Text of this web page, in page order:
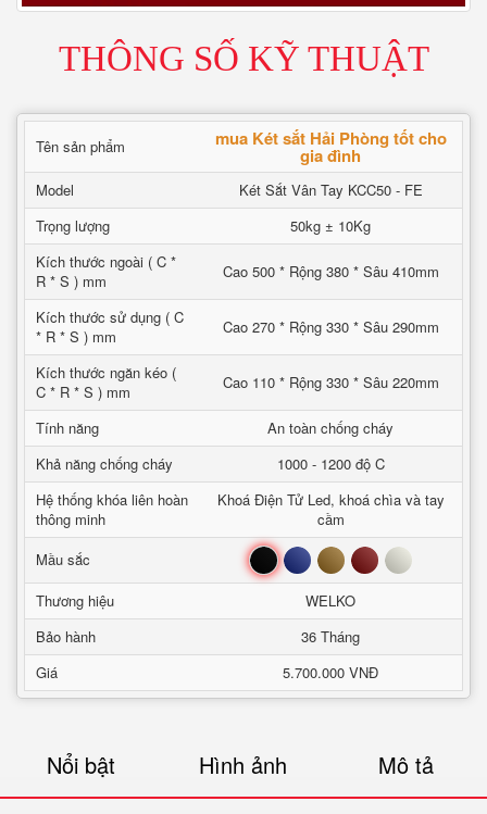
THÔNG SỐ KỸ THUẬT
Tên sản phẩm mua Két sắt Hải Phòng tốt cho
gia đình
Model
Két Sắt Vân Tay KCC50 - FE
Trọng lượng
50kg ± 10Kg
Kích thước ngoài ( C *
R * S ) mm
Cao 500 * Rộng 380 * Sâu 410mm
Kích thước sử dụng ( C
* R * S ) mm
Cao 270 * Rộng 330 * Sâu 290mm
Kích thước ngăn kéo (
C * R * S ) mm
Cao 110 * Rộng 330 * Sâu 220mm
Tính năng
An toàn chống cháy
Khả năng chống cháy
1000 - 1200 độ C
Hệ thống khóa liên hoàn
thông minh
Khoá Điện Tử Led, khoá chìa và tay
cầm
Mầu sắc
Đen Xanh Nâu Đỏ Trắng
Thương hiệu
WELKO
Bảo hành
36 Tháng
Giá
5.700.000 VNĐ
Nổi bật Hình ảnh Mô tả